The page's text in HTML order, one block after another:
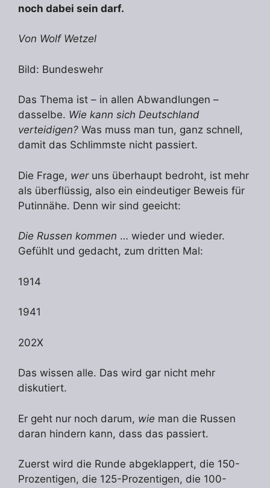
noch dabei sein darf.
Von Wolf Wetzel
Bild: Bundeswehr
Das Thema ist – in allen Abwandlungen –
dasselbe. Wie kann sich Deutschland
verteidigen? Was muss man tun, ganz schnell,
damit das Schlimmste nicht passiert.
Die Frage, weruns überhaupt bedroht, ist mehr
als überflüssig, also ein eindeutiger Beweis für
Putinnähe. Denn wir sind geeicht:
Die Russen kommen … wieder und wieder.
Gefühlt und gedacht, zum dritten Mal:
1914
1941
202X
Das wissen alle. Das wird gar nicht mehr
diskutiert.
Er geht nur noch darum, wie man die Russen
daran hindern kann, dass das passiert.
Zuerst wird die Runde abgeklappert, die 150-
Prozentigen, die 125-Prozentigen, die 100-